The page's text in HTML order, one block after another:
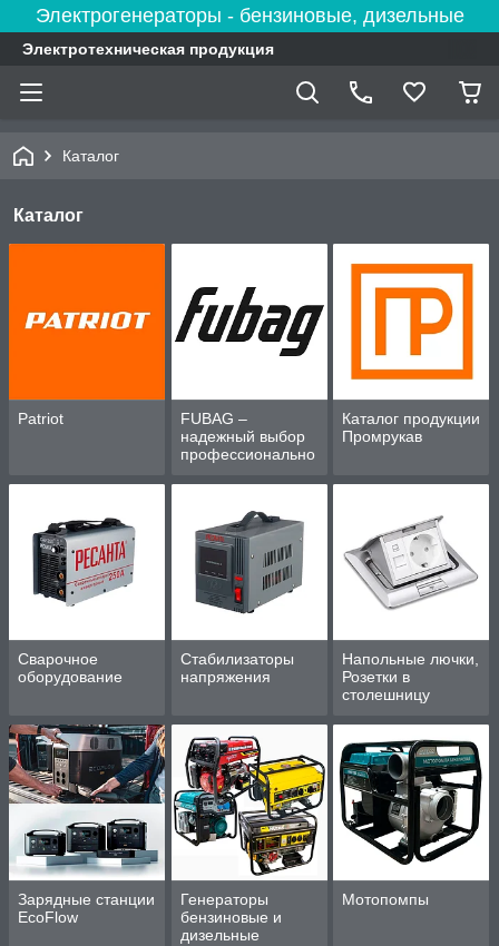
Электрогенераторы - бензиновые, дизельные
Электротехническая продукция
Каталог
Каталог
Patriot
FUBAG –
надежный выбор
профессионально
для дома и
Каталог продукции
Промрукав
Сварочное
оборудование
Стабилизаторы
напряжения
Напольные лючки,
Розетки в
столешницу
Зарядные станции
EcoFlow
Генераторы
бензиновые и
дизельные
Мотопомпы